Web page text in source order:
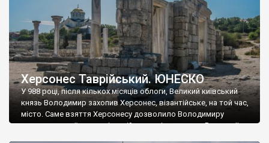
Херсонес Таврійський. ЮНЕСКО
У 988 році, після кількох місяців облоги, Великий київський
князь Володимир захопив Херсонес, візантійське, на той час,
місто. Саме взяття Херсонесу дозволило Володимиру
диктувати свої умови візантійському імператору Василю ІІ, та